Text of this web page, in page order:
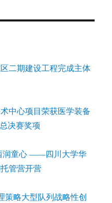
二期建设工程完成主体
中心项目荣获医学装备
决赛奖项
润童心 ——四川大学华
管营开营
策略大型队列战略性创